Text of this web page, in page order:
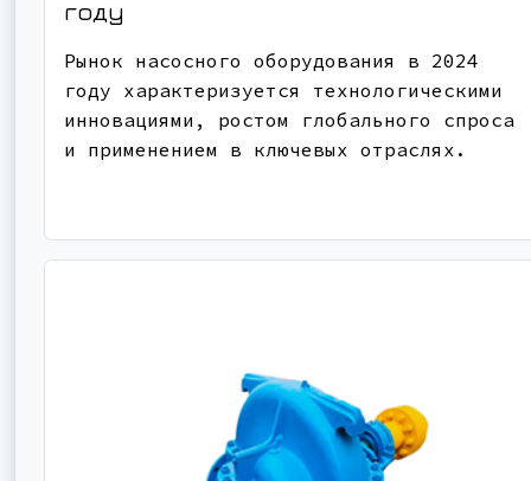
году
Рынок насосного оборудования в 2024
году характеризуется технологическими
инновациями, ростом глобального спроса
и применением в ключевых отраслях.